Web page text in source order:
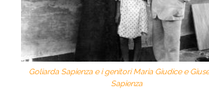
Goliarda Sapienza e i genitori Maria Giudice e
Sapienza